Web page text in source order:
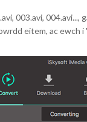
003.avi,
eitem, ac ewch